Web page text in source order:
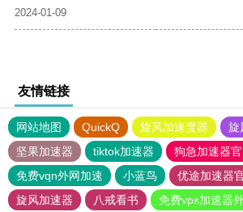
2024-01-09
友情链接
网站地图 QuickQ 旋风加速度器 旋
坚果加速器
tiktok加速器
狗急加速器官
免费vqn外网加速
小蓝鸟 优途加速器
旋风加速器
八戒看书
免费vps加速器